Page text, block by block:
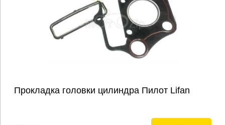
Прокладка головки цилиндра Пилот Lifan